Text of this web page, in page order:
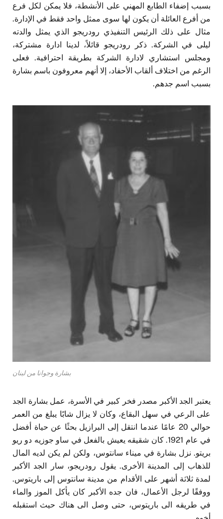
بسبب إضفاء الطابع المهني على الأنشطة، فلا يمكن لكل فرع
من أفرع العائلة أن يكون لها سوى ممثل واحد فقط في الإدارة.
مثال على ذلك الرئيس التنفيذي رودريجو الذي يمثل والدته
ليلى في الشركة. ذكر رودريجو قائلاً، لدينا ادارة مشتركة،
ومجلس استشاري لادارة الشركة بطريقة احترافية. فعلى
الرغم من اختلاف ألقاب الأحفاد، إلا أنهم معروفون باسم بشارة
بسبب اسم جدهم.
بشارة وجوانا من لبنان
يعتبر الجد الأكبر مصدر فخر كبير في الأسرة، عمل بشارة الجد
على الرعي في سهل البقاع، وكان لا يزال شابًا يبلغ من العمر
حوالي 20 عامًا عندما انتقل إلى البرازيل بحثًا عن حياة أفضل
في عام 1921. كان شقيقه يعيش بالفعل في ساو جوزيه دو ريو
بريتو. نزل بشارة في ميناء سانتوس، ولكن لم يكن لديه المال
للذهاب إلى المدينة الأخرى. يقول رودريجو، سار الجد الأكبر
لمدة ثلاثة أشهر على الأقدام من مدينة سانتوس إلى باريتوس.
ووفقًا لرجل الأعمال، فان جده الأكبر كان يأكل الموز والماء
في طريقه الى باريتوس، حتى وصل الى هناك حيث استقبله